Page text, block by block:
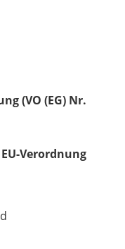
(VO (EG) Nr.
Verordnung